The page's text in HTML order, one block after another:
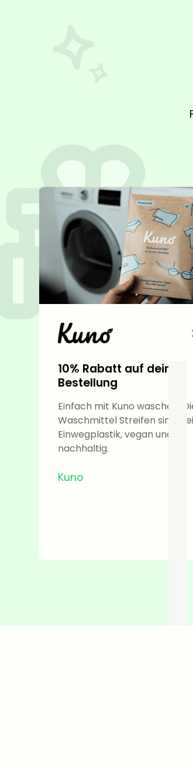
10% Rabatt auf deine
Bestellung
Einfach mit Kuno waschen.
Waschmittel Streifen sind
Einwegplastik, vegan und
nachhaltig.
Kuno